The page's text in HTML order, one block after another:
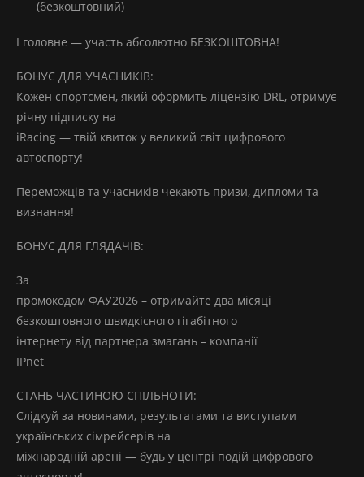
(безкоштовний)
І головне — участь абсолютно БЕЗКОШТОВНА!
БОНУС ДЛЯ УЧАСНИКІВ:
Кожен спортсмен, який оформить ліцензію DRL, отримує
річну підписку на
iRacing — твій квиток у великий світ цифрового
автоспорту!
Переможців та учасників чекають призи, дипломи та
визнання!
БОНУС ДЛЯ ГЛЯДАЧІВ:
За
промокодом ФАУ2026 – отримайте два місяці
безкоштовного швидкісного гігабітного
інтернету від партнера змагань – компанії
IPnet
СТАНЬ ЧАСТИНОЮ СПІЛЬНОТИ:
Слідкуй за новинами, результатами та виступами
українських сімрейсерів на
міжнародній арені — будь у центрі подій цифрового